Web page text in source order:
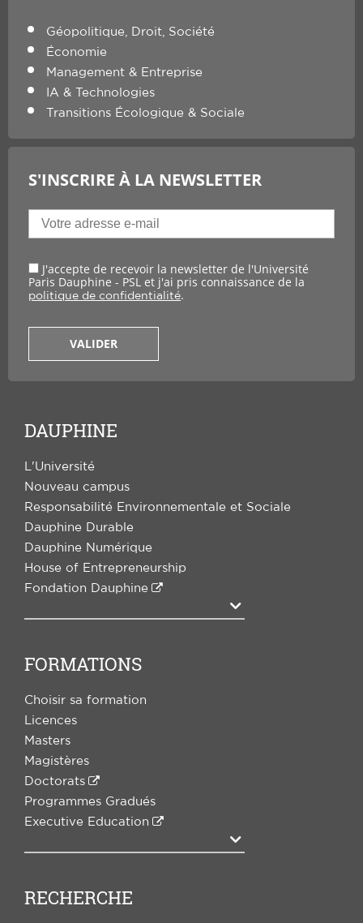
Géopolitique, Droit, Société
Économie
Management & Entreprise
IA & Technologies
Transitions Écologique & Sociale
S'INSCRIRE À LA NEWSLETTER
J'accepte de recevoir la newsletter de l'Université
Paris Dauphine - PSL et j'ai pris connaissance de la
politique de confidentialité.
VALIDER
DAUPHINE
L'Université
Nouveau campus
Responsabilité Environnementale et Sociale
Dauphine Durable
Dauphine Numérique
House of Entrepreneurship
Fondation Dauphine
Agrandir
FORMATIONS
Choisir sa formation
Licences
Masters
Magistères
Doctorats
Programmes Gradués
Executive Education
Agrandir
RECHERCHE